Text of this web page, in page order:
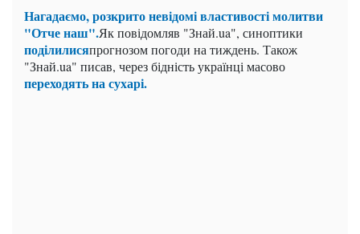
Нагадаємо, розкрито невідомі властивості молитви
"Отче наш".Як повідомляв "Знай.ua", синоптики
поділилисяпрогнозом погоди на тиждень. Також
"Знай.ua" писав, через бідність українці масово
переходять на сухарі.